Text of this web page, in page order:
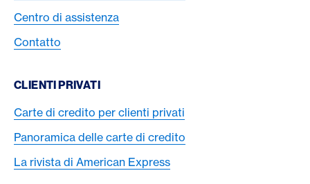
Centro di assistenza
Contatto
CLIENTI PRIVATI
Carte di credito per clienti privati
Panoramica delle carte di credito
La rivista di American Express